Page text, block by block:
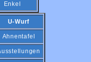
Enkel
U-Wurf
Ahnentafel